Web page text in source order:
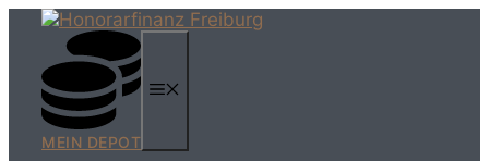
Zum
springen
MEIN DEPOT